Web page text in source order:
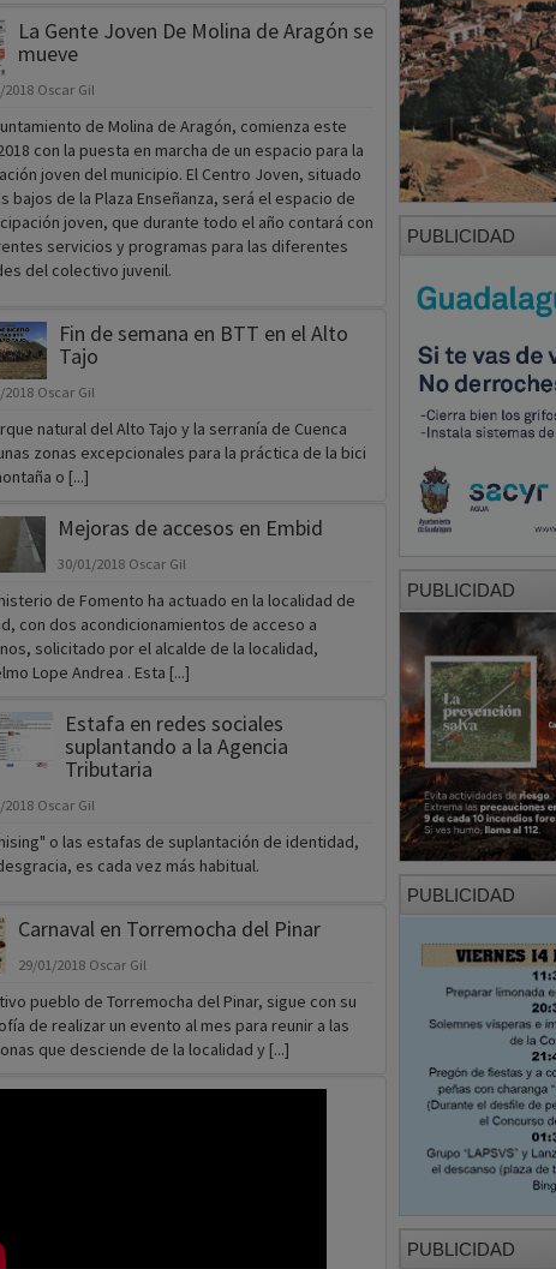
La Gente Joven De Molina de Aragón se
mueve
2018 Oscar Gil
de Molina de Aragón, comienza este
con la puesta en marcha de un espacio para la
joven del municipio. El Centro Joven, situado
bajos de la Plaza Enseñanza, será el espacio de
joven, que durante todo el año contará con
servicios y programas para las diferentes
del colectivo juvenil.
Fin de semana en BTT en el Alto
Tajo
2018 Oscar Gil
natural del Alto Tajo y la serranía de Cuenca
zonas excepcionales para la práctica de la bici
o [...]
Mejoras de accesos en Embid
30/01/2018 Oscar Gil
de Fomento ha actuado en la localidad de
con dos acondicionamientos de acceso a
solicitado por el alcalde de la localidad,
Lope Andrea . Esta [...]
Estafa en redes sociales
suplantando a la Agencia
Tributaria
2018 Oscar Gil
o las estafas de suplantación de identidad,
es cada vez más habitual.
Carnaval en Torremocha del Pinar
29/01/2018 Oscar Gil
pueblo de Torremocha del Pinar, sigue con su
de realizar un evento al mes para reunir a las
que desciende de la localidad y [...]
PUBLICIDAD
PUBLICIDAD
PUBLICIDAD
PUBLICIDAD